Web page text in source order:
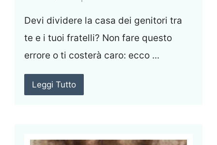
Devi dividere la casa dei genitori tra
te e i tuoi fratelli? Non fare questo
errore o ti costerà caro: ecco ...
Leggi Tutto